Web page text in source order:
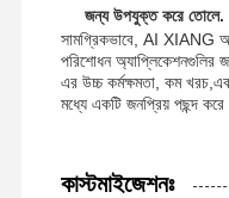
উচ্চ তাপমাত্রা অবসানকারী এজেন্ট
ডিসলফুরাইজার
জন্য উপযুক্ত করে তোলে.
সামগ্রিকভাবে, AI XIANG
পরিশোধন অ্যাপ্লিকেশনগুলির
এর উচ্চ কর্মক্ষমতা, কম
মধ্যে একটি জনপ্রিয় পছন্দ করে
কাস্টমাইজেশনঃ